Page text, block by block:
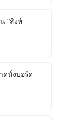
“สิงห์
ดนั่งบอร์ด